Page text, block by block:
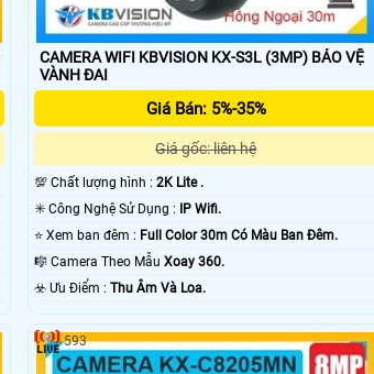
CAMERA WIFI KBVISION KX-S3L (3MP) BẢO VỆ
VÀNH ĐAI
Giá Bán: 5%-35%
Giá gốc: liên hệ
💯 Chất lượng hình : 2K Lite .
✳️ Công Nghệ Sử Dụng :
IP Wifi.
⭐ Xem ban đêm : Full Color 30m Có Màu Ban Ðêm.
🎼️ Camera Theo Mẫu Xoay 360.
️☣️ Ưu Điểm : Thu Âm Và Loa.
593